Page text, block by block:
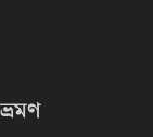
ভ্রমণ